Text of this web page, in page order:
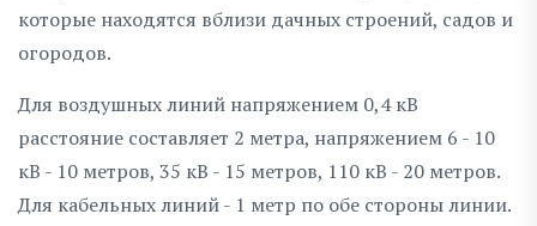
которые находятся вблизи дачных строений, садов и
огородов.
Для воздушных линий напряжением 0,4 кВ
расстояние составляет 2 метра, напряжением 6 - 10
кВ - 10 метров, 35 кВ - 15 метров, 110 кВ - 20 метров.
Для кабельных линий - 1 метр по обе стороны линии.